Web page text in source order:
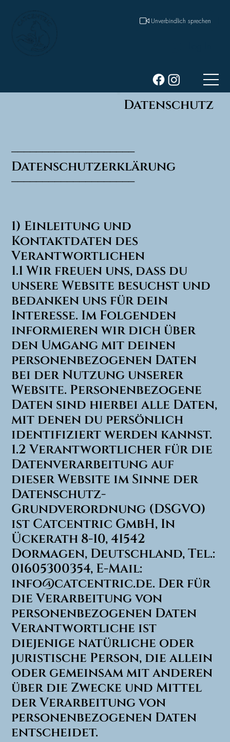
Unverbindlich sprechen
Datenschutz
––––––––––––––––––––
Datenschutzerklärung
––––––––––––––––––––
1) Einleitung und
Kontaktdaten des
Verantwortlichen
1.1 Wir freuen uns, dass du
unsere Website besuchst und
bedanken uns für dein
Interesse. Im Folgenden
informieren wir dich über
den Umgang mit deinen
personenbezogenen Daten
bei der Nutzung unserer
Website. Personenbezogene
Daten sind hierbei alle Daten,
mit denen du persönlich
identifiziert werden kannst.
1.2 Verantwortlicher für die
Datenverarbeitung auf
dieser Website im Sinne der
Datenschutz-
Grundverordnung (DSGVO)
ist Catcentric GmbH, In
Ückerath 8-10, 41542
Dormagen, Deutschland, Tel.:
01605300354, E-Mail:
info@catcentric.de. Der für
die Verarbeitung von
personenbezogenen Daten
Verantwortliche ist
diejenige natürliche oder
juristische Person, die allein
oder gemeinsam mit anderen
über die Zwecke und Mittel
der Verarbeitung von
personenbezogenen Daten
entscheidet.